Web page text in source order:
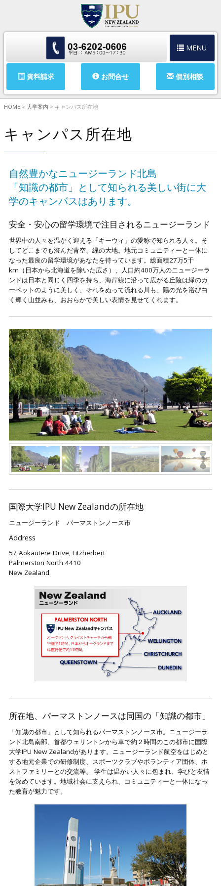
MENU
資料請求 お問合せ 個別相談
HOME > 大学案内 > キャンパス所在地
キャンパス所在地
自然豊かなニュージーランド北島
「知識の都市」として知られる美しい街に大
学のキャンパスはあります。
安全・安心の留学環境で注目されるニュージーランド
世界中の人々を温かく迎える「キーウィ」の愛称で知られる人々。そ
してどこまでも澄んだ青空、緑の大地。地元コミュニティーと一体に
なった最良の留学環境があなたを待っています。総面積27万5千
km（日本から北海道を除いた広さ）、人口約400万人のニュージーラ
ンドは日本と同じく四季を持ち、海岸線に沿って広がる丘陵は緑のカ
ーペットのように美しく、それをぬって流れる川も、陽の光を浴び白
く輝く山並みも、おおらかで美しい表情を見せてくれます。
国際大学IPU New Zealandの所在地
ニュージーランド パーマストンノース市
Address
57 Aokautere Drive, Fitzherbert
Palmerston North 4410
New Zealand
所在地、パーマストンノースは同国の「知識の都市」
「知識の都市」として知られるパーマストンノース市。ニュージーラ
ンド北島南部、首都ウェリントンから車で約２時間のこの都市に国際
大学IPU New Zealandがあります。ニュージーランド航空をはじめと
する地元企業での研修制度、スポーツクラブやボランティア団体、ホ
ストファミリーとの交流等、 学生は温かい人々に包まれ、学びと友情
を深めています。地域社会に支えられ、コミュニティーと一体になっ
た教育が魅力です。